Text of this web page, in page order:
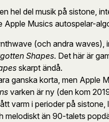
hel del musik på sistone,
Musics autospelar-
(och andra
Shapes. Det här är
skarpt ändå.
ganska korta, men Apple
varken är ny (den kom
varm i perioder på
melodiskt än 90-talets